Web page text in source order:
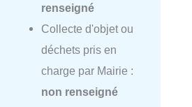
renseigné
Collecte d'objet ou
déchets pris en
charge par Mairie :
non renseigné